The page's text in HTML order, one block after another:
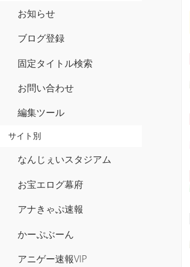
お知らせ
ブログ登録
固定タイトル検索
お問い合わせ
編集ツール
サイト別
なんじぇいスタジアム
お宝エログ幕府
アナきゃぷ速報
かーぷぶーん
アニゲー速報VIP